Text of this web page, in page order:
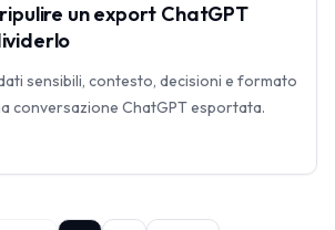
un export ChatGPT
sensibili, contesto, decisioni e formato
conversazione ChatGPT esportata.